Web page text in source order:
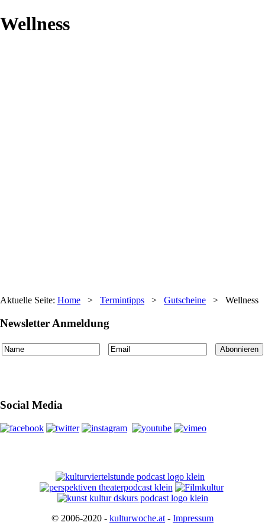
Wellness
Aktuelle Seite: Home > Termintipps > Gutscheine > Wellness
Newsletter Anmeldung
Social Media
© 2006-2020 - kulturwoche.at - Impressum